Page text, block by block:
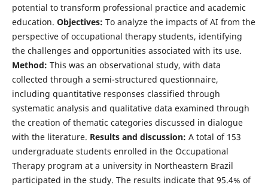
potential to transform professional practice and academic
education. Objectives: To analyze the impacts of AI from the
perspective of occupational therapy students, identifying
the challenges and opportunities associated with its use.
Method: This was an observational study, with data
collected through a semi-structured questionnaire,
including quantitative responses classified through
systematic analysis and qualitative data examined through
the creation of thematic categories discussed in dialogue
with the literature. Results and discussion: A total of 153
undergraduate students enrolled in the Occupational
Therapy program at a university in Northeastern Brazil
participated in the study. The results indicate that 95.4% of